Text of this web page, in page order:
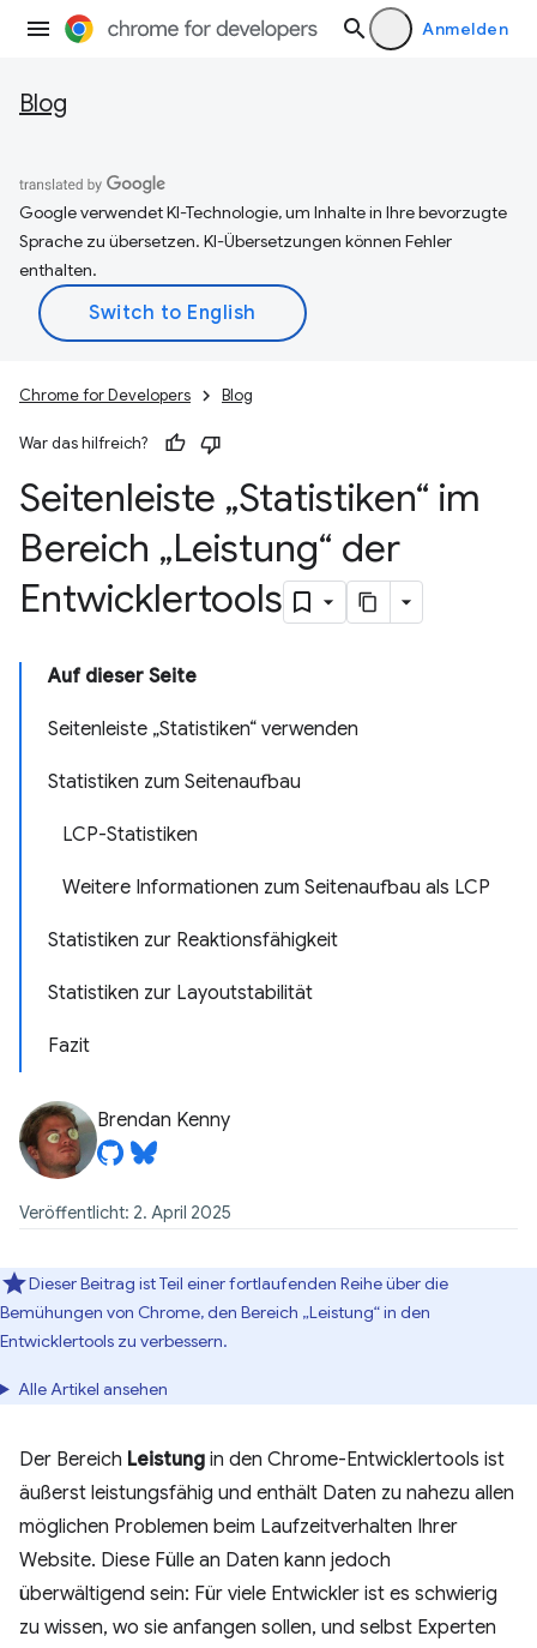
Anmelden
Blog
Google verwendet KI-Technologie, um Inhalte in Ihre bevorzugte
Sprache zu übersetzen. KI-Übersetzungen können Fehler
enthalten.
Chrome for Developers Blog
War das hilfreich?
Seitenleiste „Statistiken“ im
Bereich „Leistung“ der
Entwicklertools
Auf dieser Seite
Seitenleiste „Statistiken“ verwenden
Statistiken zum Seitenaufbau
LCP-Statistiken
Weitere Informationen zum Seitenaufbau als LCP
Statistiken zur Reaktionsfähigkeit
Statistiken zur Layoutstabilität
Fazit
Brendan Kenny
Veröffentlicht: 2. April 2025
Dieser Beitrag ist Teil einer fortlaufenden Reihe über die
Bemühungen von Chrome, den Bereich „Leistung“ in den
Entwicklertools zu verbessern.
Alle Artikel ansehen
Der Bereich Leistung in den Chrome-Entwicklertools ist
äußerst leistungsfähig und enthält Daten zu nahezu allen
möglichen Problemen beim Laufzeitverhalten Ihrer
Website. Diese Fülle an Daten kann jedoch
überwältigend sein: Für viele Entwickler ist es schwierig
zu wissen, wo sie anfangen sollen, und selbst Experten